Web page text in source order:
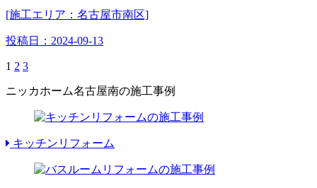
[施工エリア：名古屋市南区]
投稿日： 2024-09-13
1 2 3
ニッカホーム名古屋南の施工事例
キッチンリフォーム